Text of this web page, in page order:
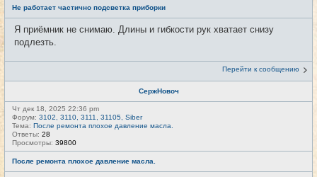
Не работает частично подсветка приборки
Я приёмник не снимаю. Длины и гибкости рук хватает снизу
подлезть.
Перейти к сообщению
СержНовоч
Чт дек 18, 2025 22:36 pm
Форум: 3102, 3110, 3111, 31105, Siber
Тема: После ремонта плохое давление масла.
Ответы: 28
Просмотры: 39800
После ремонта плохое давление масла.